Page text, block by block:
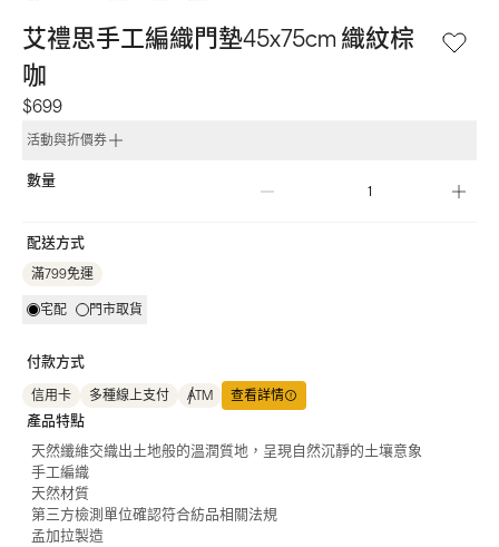
艾禮思手工編織門墊45x75cm 織紋棕
咖
$699
活動與折價券
數量
配送方式
滿799免運
宅配 門市取貨
付款方式
信用卡 多種線上支付 ATM 查看詳情
產品特點
天然纖維交織出土地般的溫潤質地，呈現自然沉靜的土壤意象
手工編織
天然材質
第三方檢測單位確認符合紡品相關法規
孟加拉製造